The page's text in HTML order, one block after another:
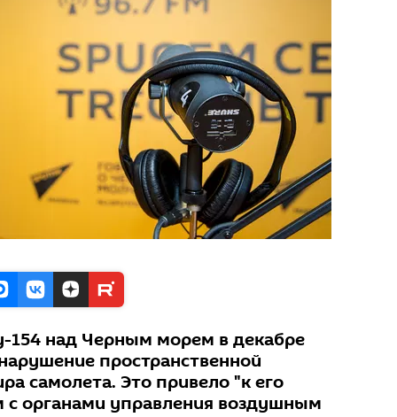
154 над Черным морем в декабре
пространственной
самолета. Это привело "к его
органами управления воздушным